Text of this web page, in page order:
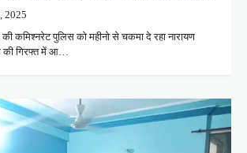
2025
कमिश्नरेट पुलिस को महीनो से चकमा दे रहा नारायण
की गिरफ्त में आ…